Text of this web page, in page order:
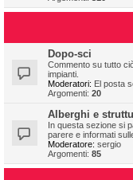
Dopo-sci
Commento su tutto
impianti.
Moderatori: El posta
Argomenti: 20
Alberghi e
In questa sezione si
parere e informati
Moderatore: sergio
Argomenti: 85